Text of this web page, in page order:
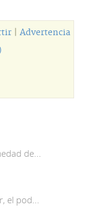
| Advertencia
de...
el pod...